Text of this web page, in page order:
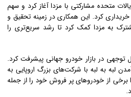
از ایالات متحده مشارکتی با مزدا آغاز کرد و سهم
خریداری کرد. این همکاری در زمینه تحقیق و
به مزدا کمک کرد تا رشد سریع‌تری را
طور قابل توجهی در بازار خودرو جهانی پیشرفت کرد.
لبه به لبه با شرکت‌های بزرگ اروپایی به
برخی از خودروهای پر فروش خود را از جمله